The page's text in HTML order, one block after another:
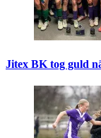
Jitex BK tog guld